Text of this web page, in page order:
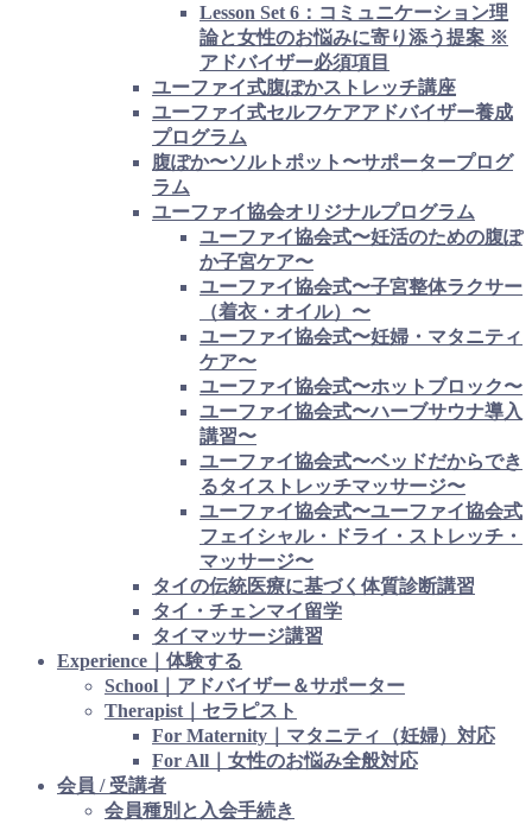
Lesson Set 6：コミュニケーション理
論と女性のお悩みに寄り添う提案 ※
アドバイザー必須項目
ユーファイ式腹ぽかストレッチ講座
ユーファイ式セルフケアアドバイザー養成
プログラム
腹ぽか〜ソルトポット〜サポータープログ
ラム
ユーファイ協会オリジナルプログラム
ユーファイ協会式〜妊活のための腹ぽ
か子宮ケア〜
ユーファイ協会式〜子宮整体ラクサー
（着衣・オイル）〜
ユーファイ協会式〜妊婦・マタニティ
ケア〜
ユーファイ協会式〜ホットブロック〜
ユーファイ協会式〜ハーブサウナ導入
講習〜
ユーファイ協会式〜ベッドだからでき
るタイストレッチマッサージ〜
ユーファイ協会式〜ユーファイ協会式
フェイシャル・ドライ・ストレッチ・
マッサージ〜
タイの伝統医療に基づく体質診断講習
タイ・チェンマイ留学
タイマッサージ講習
Experience｜体験する
School｜アドバイザー＆サポーター
Therapist｜セラピスト
For Maternity｜マタニティ（妊婦）対応
For All｜女性のお悩み全般対応
会員 / 受講者
会員種別と入会手続き